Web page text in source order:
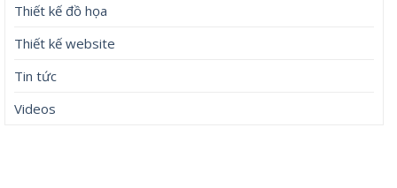
Thiết kế đồ họa
Thiết kế website
Tin tức
Videos